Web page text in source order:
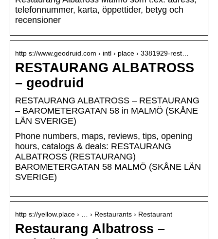
telefonnummer, karta, öppettider, betyg och
recensioner
http s://www.geodruid.com › intl › place › 3381929-rest…
RESTAURANG ALBATROSS
– geodruid
RESTAURANG ALBATROSS – RESTAURANG
– BAROMETERGATAN 58 in MALMÖ (SKÅNE
LÄN SVERIGE)
Phone numbers, maps, reviews, tips, opening
hours, catalogs & deals: RESTAURANG
ALBATROSS (RESTAURANG)
BAROMETERGATAN 58 MALMÖ (SKÅNE LÄN
SVERIGE)
http s://yellow.place › … › Restaurants › Restaurant
Restaurang Albatross –